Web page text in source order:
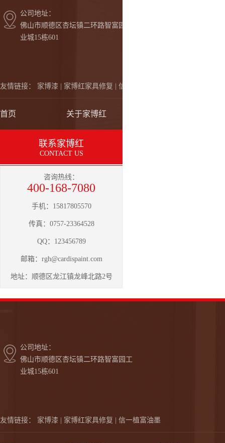
公司地址：
佛山市顺德区杏坛镇二环路智富园工
业城15栋601
友情链接： 家博漆 | 家博红家具修复 | 信一植富油墨
首页 关于家博红
联系家博红
CONTACT US
咨询热线：
400-168-7080
手机：15817805570
传真：0757-23364528
QQ：123456789
邮箱： rgh@cardispaint.com
地址：顺德区龙江镇龙峰北路2号
公司地址：
佛山市顺德区杏坛镇二环路智富园工
业城15栋601
友情链接： 家博漆 | 家博红家具修复 | 信一植富油墨